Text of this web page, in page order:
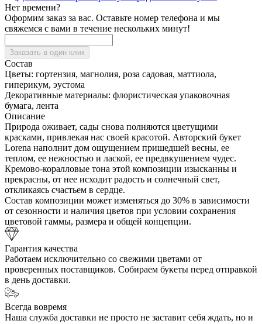
Нет времени?
Оформим заказ за вас. Оставьте номер телефона и мы
свяжемся с вами в течение нескольких минут!
Заказать в один клик
Состав
Цветы: гортензия, магнолия, роза садовая, маттиола,
гиперикум, эустома
Декоративные материалы: флористическая упаковочная
бумага, лента
Описание
Природа оживает, сады снова полняются цветущими
красками, привлекая нас своей красотой. Авторский букет
Lorena наполнит дом ощущением пришедшей весны, ее
теплом, ее нежностью и лаской, ее предвкушением чудес.
Кремово-коралловые тона этой композиции изысканны и
прекрасны, от нее исходит радость и солнечный свет,
откликаясь счастьем в сердце.
Состав композиции может изменяться до 30% в зависимости
от сезонности и наличия цветов при условии сохранения
цветовой гаммы, размера и общей концепции.
Гарантия качества
Работаем исключительно со свежими цветами от
проверенных поставщиков. Собираем букеты перед отправкой
в день доставки.
Всегда вовремя
Наша служба доставки не просто не заставит себя ждать, но и